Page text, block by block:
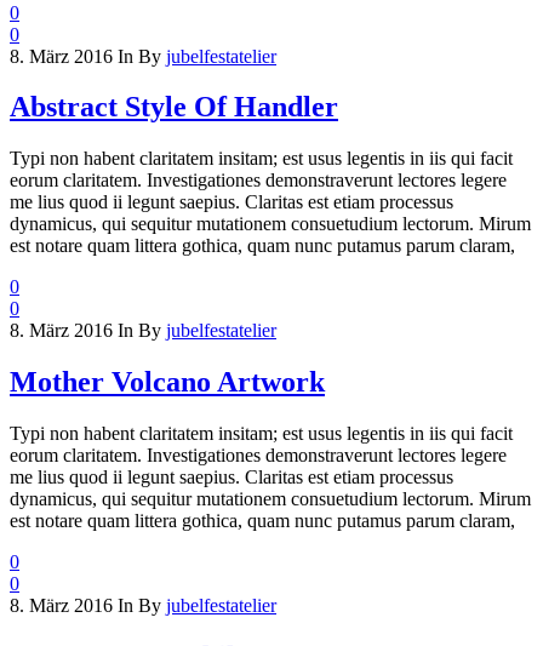
0
0
8. März 2016 In By jubelfestatelier
Abstract Style Of Handler
Typi non habent claritatem insitam; est usus legentis in iis qui facit
eorum claritatem. Investigationes demonstraverunt lectores legere
me lius quod ii legunt saepius. Claritas est etiam processus
dynamicus, qui sequitur mutationem consuetudium lectorum. Mirum
est notare quam littera gothica, quam nunc putamus parum claram,
0
0
8. März 2016 In By jubelfestatelier
Mother Volcano Artwork
Typi non habent claritatem insitam; est usus legentis in iis qui facit
eorum claritatem. Investigationes demonstraverunt lectores legere
me lius quod ii legunt saepius. Claritas est etiam processus
dynamicus, qui sequitur mutationem consuetudium lectorum. Mirum
est notare quam littera gothica, quam nunc putamus parum claram,
0
0
8. März 2016 In By jubelfestatelier